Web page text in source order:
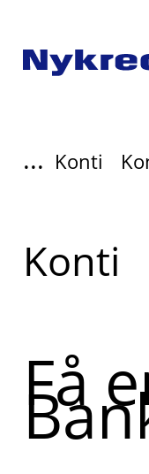
... Konti
Read
more
Konti
Få